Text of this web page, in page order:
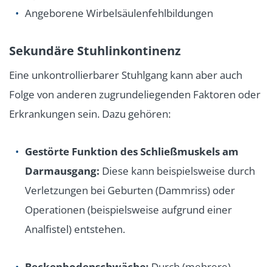
Angeborene Wirbelsäulenfehlbildungen
Sekundäre Stuhlinkontinenz
Eine unkontrollierbarer Stuhlgang kann aber auch
Folge von anderen zugrundeliegenden Faktoren oder
Erkrankungen sein. Dazu gehören:
Gestörte Funktion des Schließmuskels am
Darmausgang: Diese kann beispielsweise durch
Verletzungen bei Geburten (Dammriss) oder
Operationen (beispielsweise aufgrund einer
Analfistel) entstehen.